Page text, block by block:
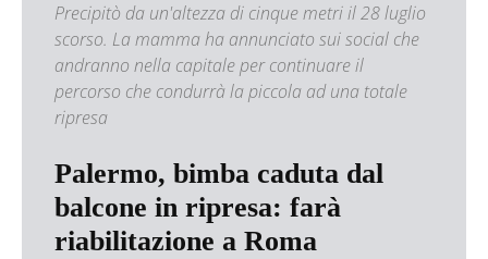
Precipitò da un'altezza di cinque metri il 28 luglio
scorso. La mamma ha annunciato sui social che
andranno nella capitale per continuare il
percorso che condurrà la piccola ad una totale
ripresa
Palermo, bimba caduta dal
balcone in ripresa: farà
riabilitazione a Roma